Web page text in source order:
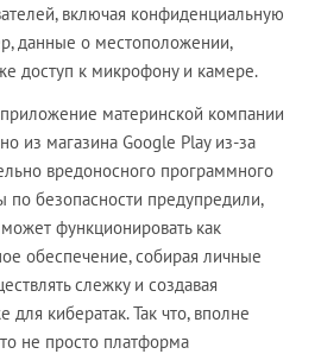
включая конфиденциальную
данные о местоположении,
доступ к микрофону и камере.
материнской компании
из магазина Google Play из-за
вредоносного программного
по безопасности предупредили,
функционировать как
обеспечение, собирая личные
слежку и создавая
для кибератак. Так что, вполне
не просто платформа